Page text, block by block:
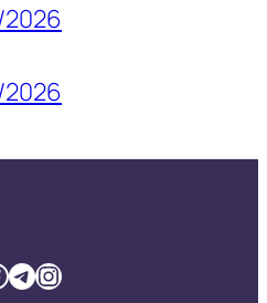
TelegramInstagram